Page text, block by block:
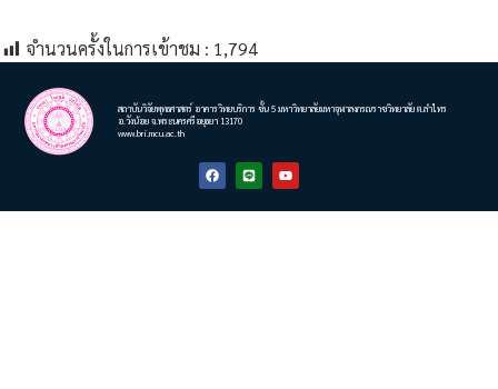
จำนวนครั้งในการเข้าชม : 1,794
สถาบันวิจัยพุทธศาสตร์ อาคารวิทยบริการ ชั้น 5 มหาวิทยาลัยมหาจุฬาลงกรณราชวิทยาลัย ต.ลำไทร
อ.วังน้อย จ.พระนครศรีอยุธยา 13170
www.bri.mcu.ac.th